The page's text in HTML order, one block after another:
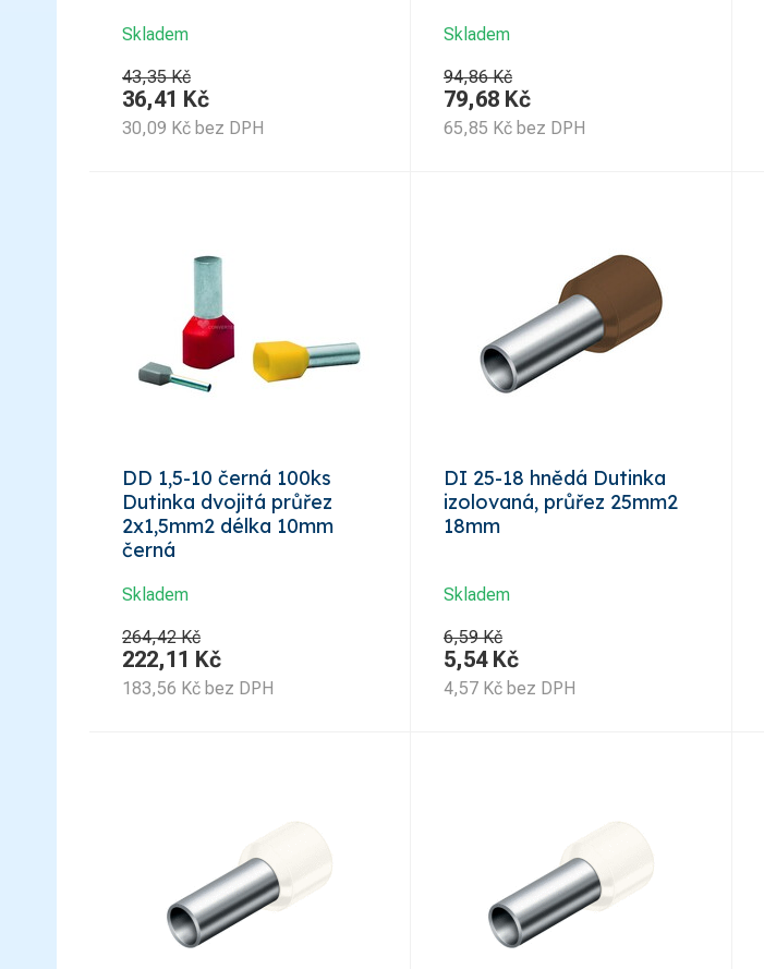
Skladem
43,35 Kč
36,41 Kč
30,09 Kč bez DPH
Skladem
94,86 Kč
79,68 Kč
65,85 Kč bez DPH
DD 1,5-10 černá 100ks
Dutinka dvojitá průřez
2x1,5mm2 délka 10mm
černá
Skladem
264,42 Kč
222,11 Kč
183,56 Kč bez DPH
DI 25-18 hnědá Dutinka
izolovaná, průřez 25mm2
18mm
Skladem
6,59 Kč
5,54Kč
4,57 Kč bez DPH